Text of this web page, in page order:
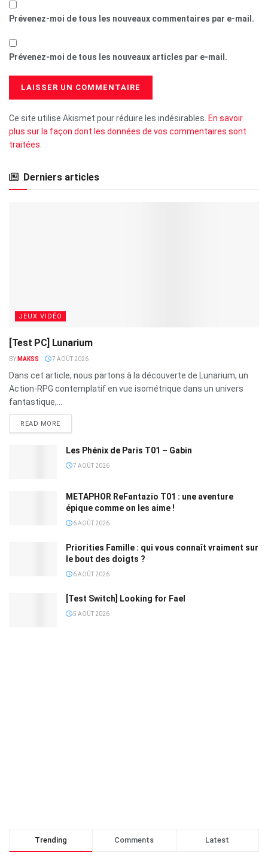
Prévenez-moi de tous les nouveaux commentaires par e-mail.
Prévenez-moi de tous les nouveaux articles par e-mail.
Ce site utilise Akismet pour réduire les indésirables. En savoir
plus sur la façon dont les données de vos commentaires sont
traitées.
Derniers articles
JEUX VIDÉO
[Test PC] Lunarium
BY MAKSS 7 AOÛT 2026
Dans cet article, nous partons à la découverte de Lunarium, un
Action-RPG contemplatif en vue isométrique dans un univers
fantastique,...
READ MORE
Les Phénix de Paris T01 – Gabin
7 AOÛT 2026
METAPHOR ReFantazio T01 : une aventure
épique comme on les aime !
6 AOÛT 2026
Priorities Famille : qui vous connaît vraiment sur
le bout des doigts ?
6 AOÛT 2026
[Test Switch] Looking for Fael
5 AOÛT 2026
Trending Comments Latest